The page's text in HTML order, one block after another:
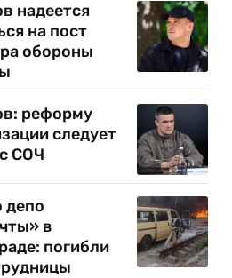
надеется
на пост
обороны
реформу
следует
СОЧ
депо
в
погибли